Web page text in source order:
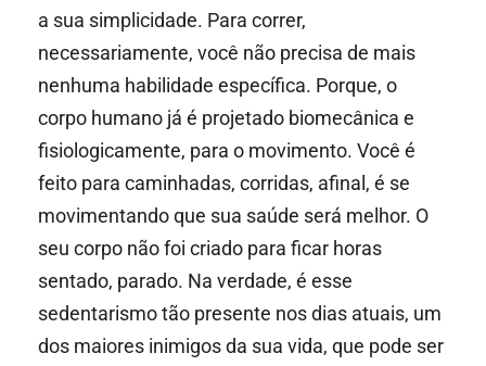
a sua simplicidade. Para correr,
necessariamente, você não precisa de mais
nenhuma habilidade específica. Porque, o
corpo humano já é projetado biomecânica e
fisiologicamente, para o movimento. Você é
feito para caminhadas, corridas, afinal, é se
movimentando que sua saúde será melhor. O
seu corpo não foi criado para ficar horas
sentado, parado. Na verdade, é esse
sedentarismo tão presente nos dias atuais, um
dos maiores inimigos da sua vida, que pode ser